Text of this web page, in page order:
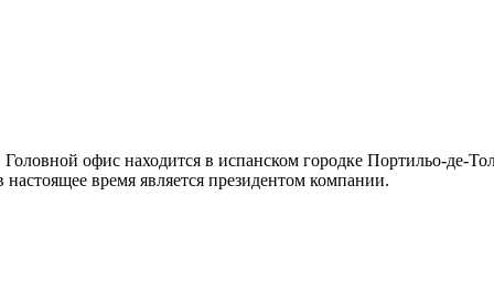
офис находится в испанском городке Портильо-де-
время является президентом компании.